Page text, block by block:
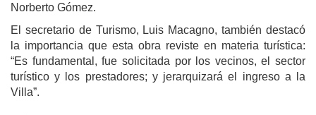
Norberto Gómez.
El secretario de Turismo, Luis Macagno, también destacó
la importancia que esta obra reviste en materia turística:
“Es fundamental, fue solicitada por los vecinos, el sector
turístico y los prestadores; y jerarquizará el ingreso a la
Villa”.